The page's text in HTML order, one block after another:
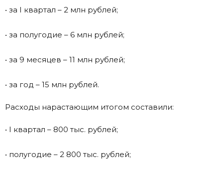
• за I квартал – 2 млн рублей;
• за полугодие – 6 млн рублей;
• за 9 месяцев – 11 млн рублей;
• за год – 15 млн рублей.
Расходы нарастающим итогом составили:
• I квартал – 800 тыс. рублей;
• полугодие – 2 800 тыс. рублей;